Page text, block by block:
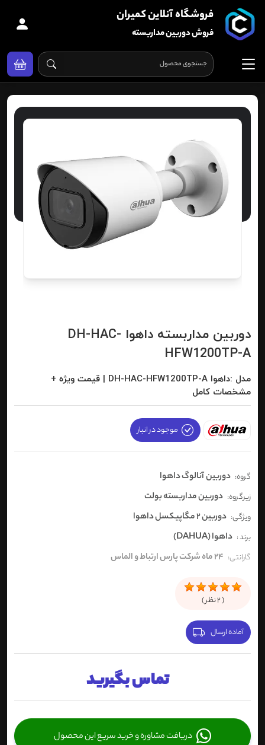
فروشگاه آنلاین کمیران
فروش دوربین مداربسته
دوربین مداربسته داهوا DH-HAC-
HFW1200TP-A
مدل :داهوا DH-HAC-HFW1200TP-A | قیمت ویژه +
مشخصات کامل
موجود در انبار
گروه: دوربین آنالوگ داهوا
زیرگروه: دوربین مداربسته بولت
ویژگی: دوربین 2 مگاپیکسل داهوا
برند : داهوا (DAHUA)
گارانتی: 24 ماه شرکت پارس ارتباط و الماس
(
2نظر )
آماده ارسال
تماس بگیرید
دریافت مشاوره و خرید سریع این محصول